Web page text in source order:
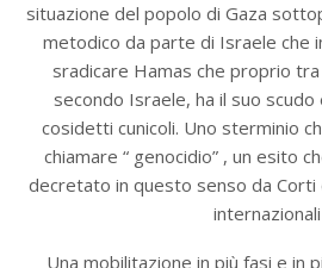
situazione del popolo di Gaza
metodico da parte di Israele che
sradicare Hamas che proprio
secondo Israele, ha il suo
cosidetti cunicoli. Uno sterminio
chiamare “ genocidio” , un esito
decretato in questo senso da Corti
internazionali
Una mobilitazione in più fasi e in